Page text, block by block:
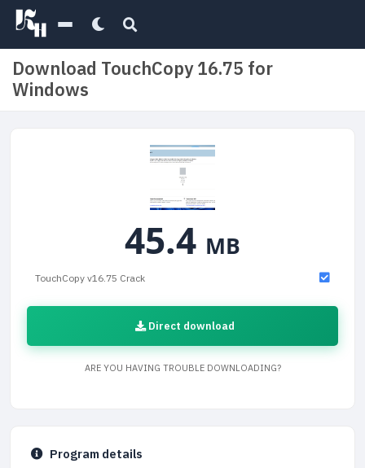
Download TouchCopy 16.75 for
Windows
45.4 MB
TouchCopy v16.75 Crack
Direct download
ARE YOU HAVING TROUBLE DOWNLOADING?
Program details